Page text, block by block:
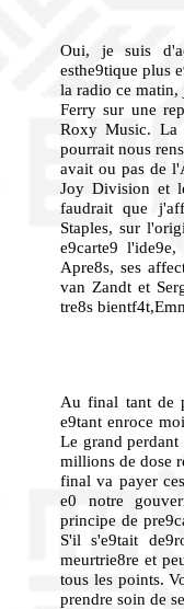
Oui, je suis
esthe9tique plus
la radio ce
Ferry sur une
Roxy Music. La
pourrait nous
avait ou pas de
Joy Division et
faudrait que
Staples, sur
e9carte9
Apre8s, ses
van Zandt et
tre8s
Au final tant de
e9tant enroce
Le grand perdant
millions de dose
final va payer
e0 notre
principe de
S'il s'e9tait
meurtrie8re et
tous les points.
prendre soin de